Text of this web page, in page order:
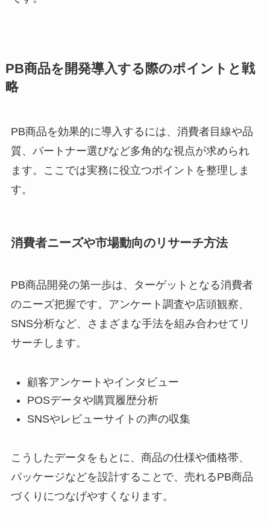
PB商品を開発導入する際のポイントと戦
略
PB商品を効果的に導入するには、消費者目線や品
質、パートナー選びなど多角的な視点が求められ
ます。ここでは実務に役立つポイントを整理しま
す。
消費者ニーズや市場動向のリサーチ方法
PB商品開発の第一歩は、ターゲットとなる消費者
のニーズ把握です。アンケート調査や店頭観察、
SNS分析など、さまざまな手法を組み合わせてリ
サーチします。
顧客アンケートやインタビュー
POSデータや購買履歴分析
SNSやレビューサイトの声の収集
こうしたデータをもとに、商品の仕様や価格帯、
パッケージなどを設計することで、売れるPB商品
づくりにつなげやすくなります。